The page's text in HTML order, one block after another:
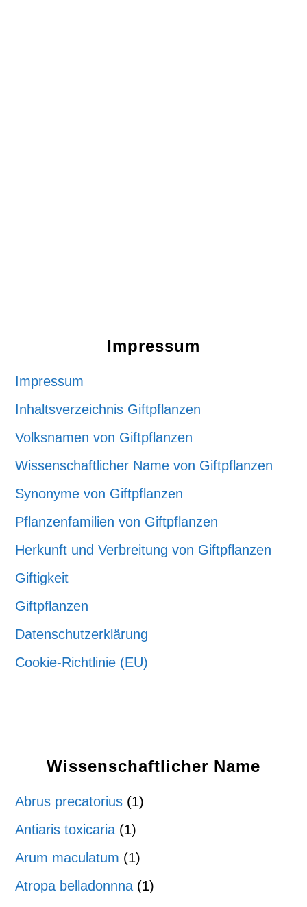
Impressum
Impressum
Inhaltsverzeichnis Giftpflanzen
Volksnamen von Giftpflanzen
Wissenschaftlicher Name von Giftpflanzen
Synonyme von Giftpflanzen
Pflanzenfamilien von Giftpflanzen
Herkunft und Verbreitung von Giftpflanzen
Giftigkeit
Giftpflanzen
Datenschutzerklärung
Cookie-Richtlinie (EU)
Wissenschaftlicher Name
Abrus precatorius (1)
Antiaris toxicaria (1)
Arum maculatum (1)
Atropa belladonnna (1)